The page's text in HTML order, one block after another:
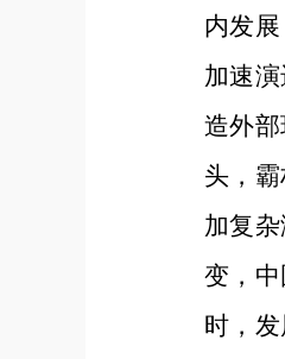
内发
加速
造外
头，
加复
变，
时，